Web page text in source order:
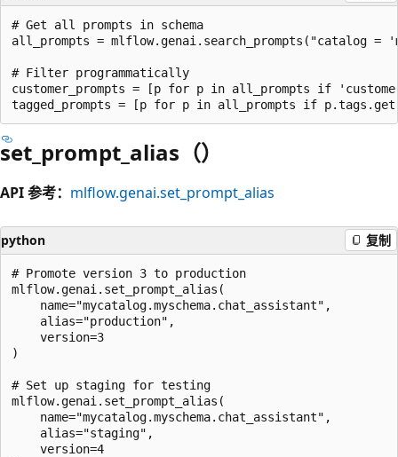
# Get all prompts in schema
all_prompts = mlflow.genai.search_prompts("catalog =
# Filter programmatically
customer_prompts = [p for p in all_prompts if
set_prompt_alias（）
API 参考： mlflow.genai.set_prompt_alias
python 复制
# Promote version 3 to production
mlflow.genai.set_prompt_alias(
    name="mycatalog.myschema.chat_assistant",
    alias="production",
    version=3
)
# Set up staging for testing
mlflow.genai.set_prompt_alias(
    name="mycatalog.myschema.chat_assistant",
    alias="staging",
    version=4